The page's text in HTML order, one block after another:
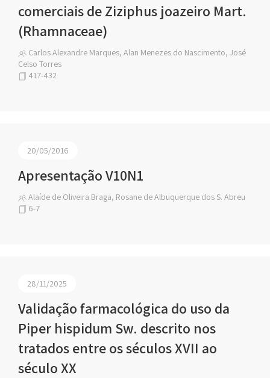
comerciais de Ziziphus joazeiro Mart.
(Rhamnaceae)
Carlos Alexandre Marques, Alan Menezes do Nascimento, José
Celso Torres
417-432
20/05/2016
Apresentação V10N1
Alaíde de Oliveira Braga, Rosane de Albuquerque dos S. Abreu
6-7
28/11/2025
Validação farmacológica do uso da
Piper hispidum Sw. descrito nos
tratados entre os séculos XVII ao
século XX